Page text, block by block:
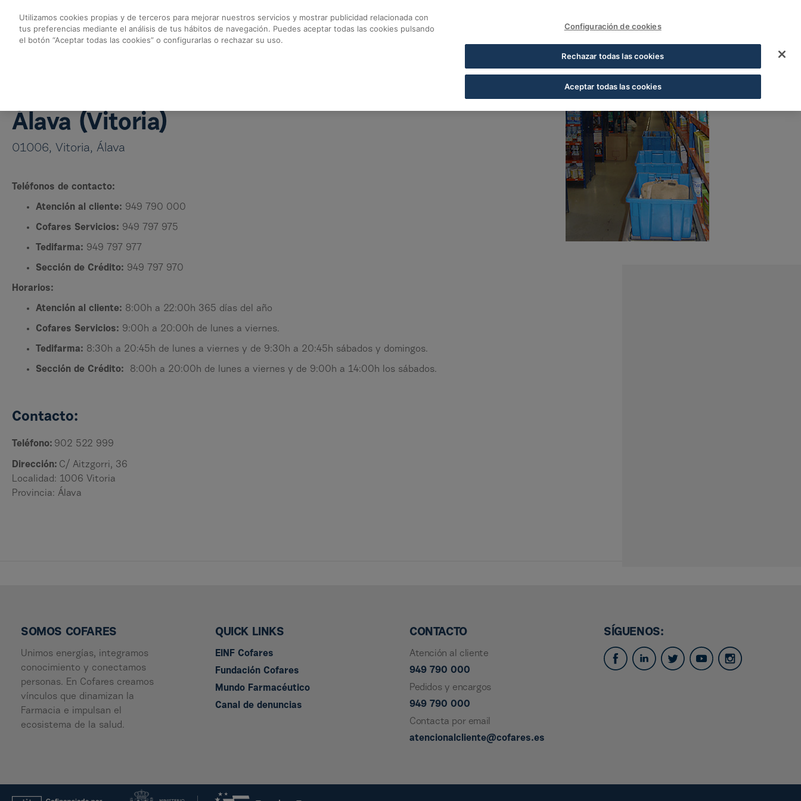
CONTACTO COFARES SECCIÓN DE CRÉDITO FUNDACIÓN COFARES
Almacén Vitoria - Cofares
Álava (Vitoria)
01006, Vitoria, Álava
Teléfonos de contacto:
Atención al cliente: 949 790 000
Cofares Servicios: 949 797 975
Tedifarma: 949 797 977
Sección de Crédito: 949 797 970
Horarios:
Atención al cliente: 8:00h a 22:00h 365 días del año
Cofares Servicios: 9:00h a 20:00h de lunes a viernes.
Tedifarma: 8:30h a 20:45h de lunes a viernes y de 9:30h a 20:45h sábados y domingos.
Sección de Crédito: 8:00h a 20:00h de lunes a viernes y de 9:00h a 14:00h los sábados.
Contacto:
Teléfono: 902 522 999
Dirección: C/ Aitzgorri, 36
Localidad: 1006 Vitoria
Provincia: Álava
SOMOS COFARES
Unimos energías, integramos
conocimiento y conectamos
personas. En Cofares creamos
vínculos que dinamizan la
Farmacia e impulsan el
ecosistema de la salud.
QUICK LINKS
EINF Cofares
Fundación Cofares
Mundo Farmacéutico
Canal de denuncias
CONTACTO
Atención al cliente
949 790 000
Pedidos y encargos
949 790 000
Contacta por email
atencionalcliente@cofares.es
SÍGUENOS:
Utilizamos cookies propias y de terceros para mejorar nuestros servicios y mostrar publicidad relacionada con
tus preferencias mediante el análisis de tus hábitos de navegación. Puedes aceptar todas las cookies pulsando
el botón “Aceptar todas las cookies” o configurarlas o rechazar su uso.
Configuración de cookies
Rechazar todas las cookies
Aceptar todas las cookies